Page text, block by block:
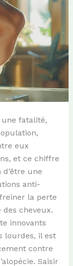
fatalité,
eux
et ce chiffre
une
anti-
la perte
cheveux.
innovants
lourdes, il est
contre
Saisir